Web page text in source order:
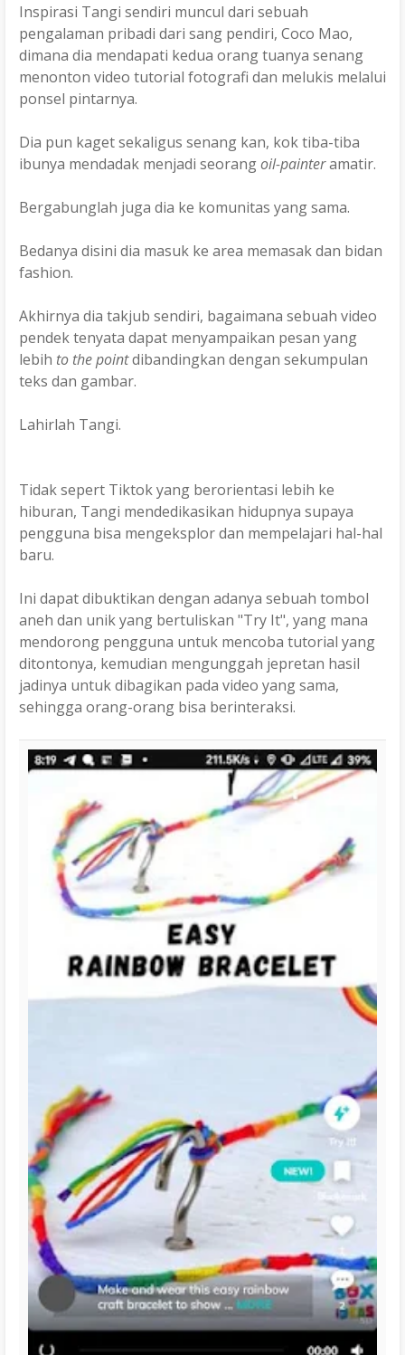
Inspirasi Tangi sendiri muncul dari sebuah
pengalaman pribadi dari sang pendiri, Coco Mao,
dimana dia mendapati kedua orang tuanya senang
menonton video tutorial fotografi dan melukis melalui
ponsel pintarnya.
Dia pun kaget sekaligus senang kan, kok tiba-tiba
ibunya mendadak menjadi seorangoil-painteramatir.
Bergabunglah juga dia ke komunitas yang sama.
Bedanya disini dia masuk ke area memasak dan bidan
fashion.
Akhirnya dia takjub sendiri, bagaimana sebuah video
pendek tenyata dapat menyampaikan pesan yang
lebih to the pointdibandingkan dengan sekumpulan
teks dan gambar.
Lahirlah Tangi.
Tidak sepert Tiktok yang berorientasi lebih ke
hiburan, Tangi mendedikasikan hidupnya supaya
pengguna bisa mengeksplor dan mempelajari hal-hal
baru.
Ini dapat dibuktikan dengan adanya sebuah tombol
aneh dan unik yang bertuliskan "Try It", yang mana
mendorong pengguna untuk mencoba tutorial yang
ditontonya, kemudian mengunggah jepretan hasil
jadinya untuk dibagikan pada video yang sama,
sehingga orang-orang bisa berinteraksi.